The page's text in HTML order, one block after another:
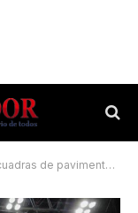
pavimento en la Capital